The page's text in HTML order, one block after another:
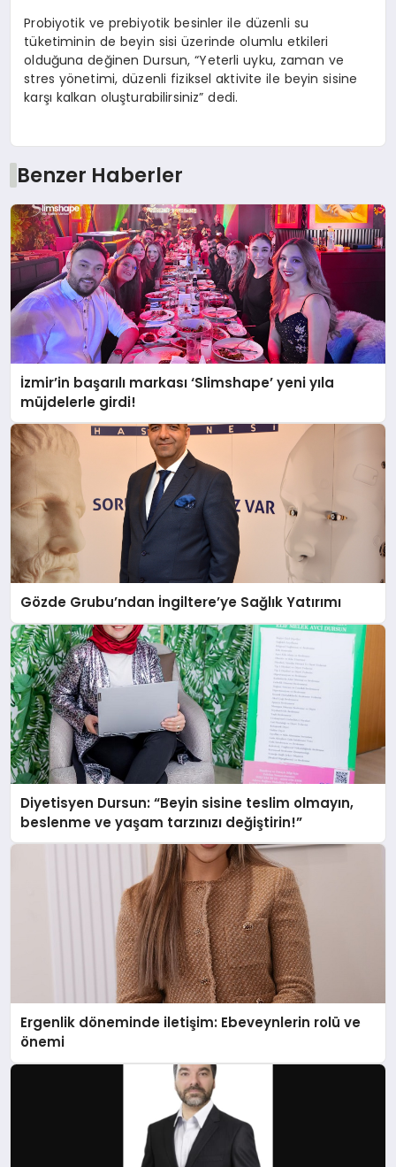
Probiyotik ve prebiyotik besinler ile düzenli su
tüketiminin de beyin sisi üzerinde olumlu etkileri
olduğuna değinen Dursun, “Yeterli uyku, zaman ve
stres yönetimi, düzenli fiziksel aktivite ile beyin sisine
karşı kalkan oluşturabilirsiniz” dedi.
Benzer Haberler
İzmir’in başarılı markası ‘Slimshape’ yeni yıla
müjdelerle girdi!
Gözde Grubu’ndan İngiltere’ye Sağlık Yatırımı
Diyetisyen Dursun: “Beyin sisine teslim olmayın,
beslenme ve yaşam tarzınızı değiştirin!”
Ergenlik döneminde iletişim: Ebeveynlerin rolü ve
önemi